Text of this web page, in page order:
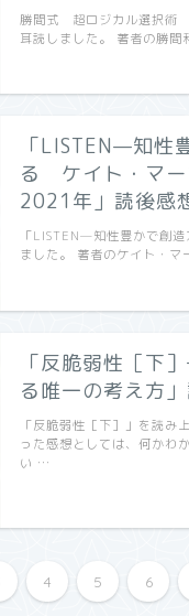
勝間式 超ロジカル選択術
耳読しました。 著者の勝
「LISTEN—知性
る ケイト・マ
2021年」読後
「LISTEN—知性豊かで創
ました。 著者のケイト・
「反脆弱性［下
る唯一の考え方
「反脆弱性［下］」を読み
った感想としては、何かわ
い …
4 5 6